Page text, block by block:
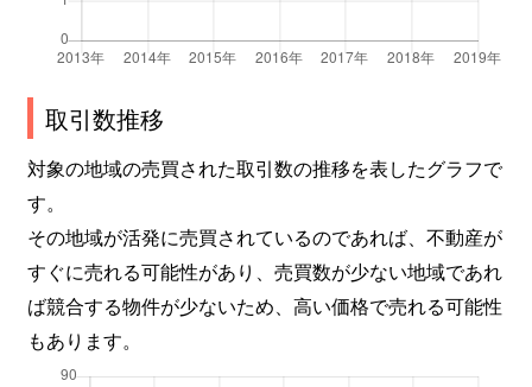
取引数推移
対象の地域の売買された取引数の推移を表したグラフで
す。
その地域が活発に売買されているのであれば、不動産が
すぐに売れる可能性があり、売買数が少ない地域であれ
ば競合する物件が少ないため、高い価格で売れる可能性
もあります。